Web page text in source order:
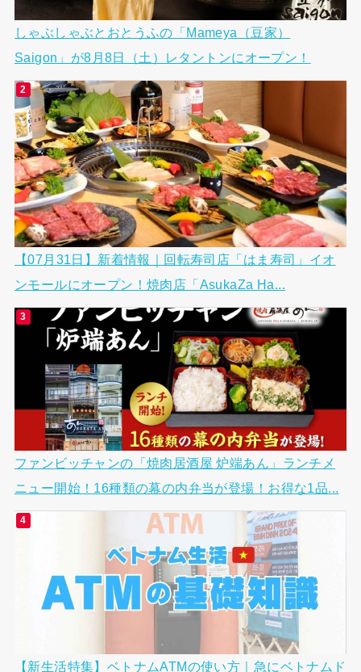
しゃぶしゃぶとおとうふの「Mameya（豆家）
Saigon」が8月8日（土）レタントンにオープン！
【07月31日】新着情報｜回転寿司店「はま寿司」イオ
ンモールにオープン！焼肉店「AsukaZa Ha...
ファンビッチャンの「焼肉居酒屋 炉端あん」ランチメ
ニュー開始！16種類の幕の内弁当が登場！お得な1品...
【新生活特集】ベトナムATMの使い方｜急にベトナムド